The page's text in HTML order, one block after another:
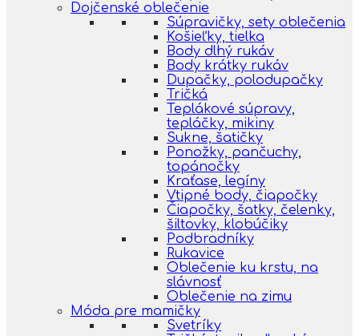
Dojčenské oblečenie
Súpravičky, sety oblečenia
Košieľky, tielka
Body dlhý rukáv
Body krátky rukáv
Dupačky, polodupačky
Tričká
Teplákové súpravy,
tepláčky, mikiny
Sukne, šatičky
Ponožky, pančuchy,
topánočky
Kraťase, legíny
Vtipné body, čiapočky
Čiapočky, šatky, čelenky,
šiltovky, klobúčiky
Podbradníky
Rukavice
Oblečenie ku krstu, na
slávnosť
Oblečenie na zimu
Móda pre mamičky
Svetríky